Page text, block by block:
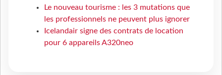
Le nouveau tourisme : les 3 mutations que
les professionnels ne peuvent plus ignorer
Icelandair signe des contrats de location
pour 6 appareils A320neo